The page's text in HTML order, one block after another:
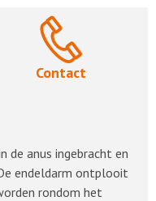
Contact
de anus ingebracht en
endeldarm ontplooit
rondom het